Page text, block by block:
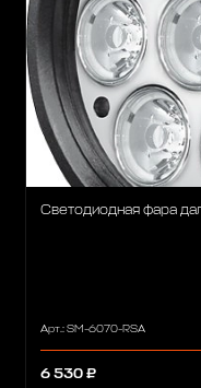
Светодиодная фара
Арт.: SM-6070-RSA
6 530 ₽